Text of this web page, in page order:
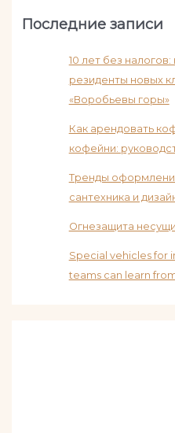
Последние записи
10 лет без
резиденты новых
«Воробьевы горы»
Как арендовать
кофейни:
Тренды
сантехника и
Огнезащита
Special vehicles for
teams can learn